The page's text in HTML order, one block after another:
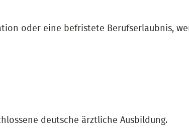
oder eine befristete Berufserlaubnis,
deutsche ärztliche Ausbildung.